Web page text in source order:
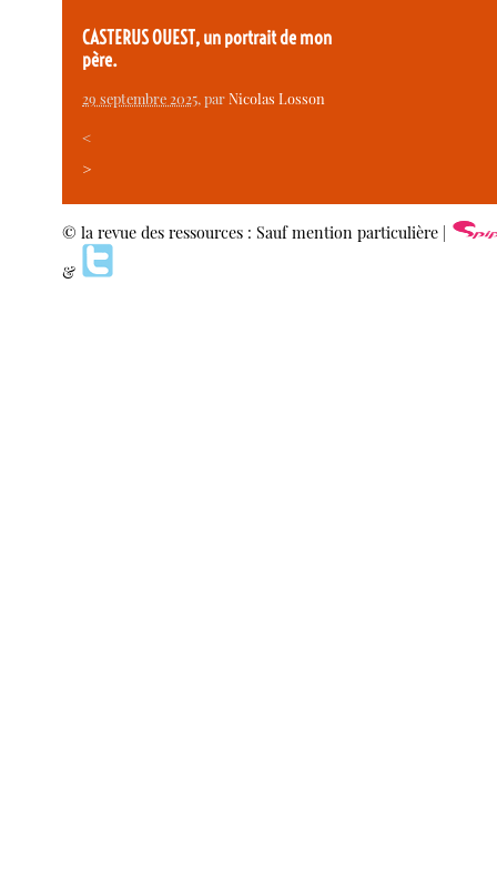
CASTERUS OUEST, un portrait de mon
père.
29 septembre 2025, parNicolas Losson
<
>
© la revue des ressources : Sauf mention particulière |
&